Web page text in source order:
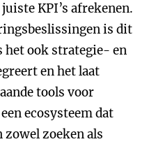
KPI’s afrekenen.
is dit
het ook strategie- en
en het laat
tools voor
ecosysteem dat
zoeken als